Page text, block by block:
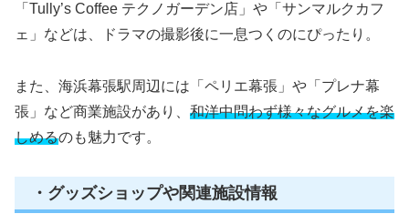
「Tully’s Coffee テクノガーデン店」や「サンマルクカフ
ェ」などは、ドラマの撮影後に一息つくのにぴったり。
また、海浜幕張駅周辺には「ペリエ幕張」や「プレナ幕
張」など商業施設があり、 和洋中問わず様々なグルメを楽
しめるのも魅力です。
・グッズショップや関連施設情報